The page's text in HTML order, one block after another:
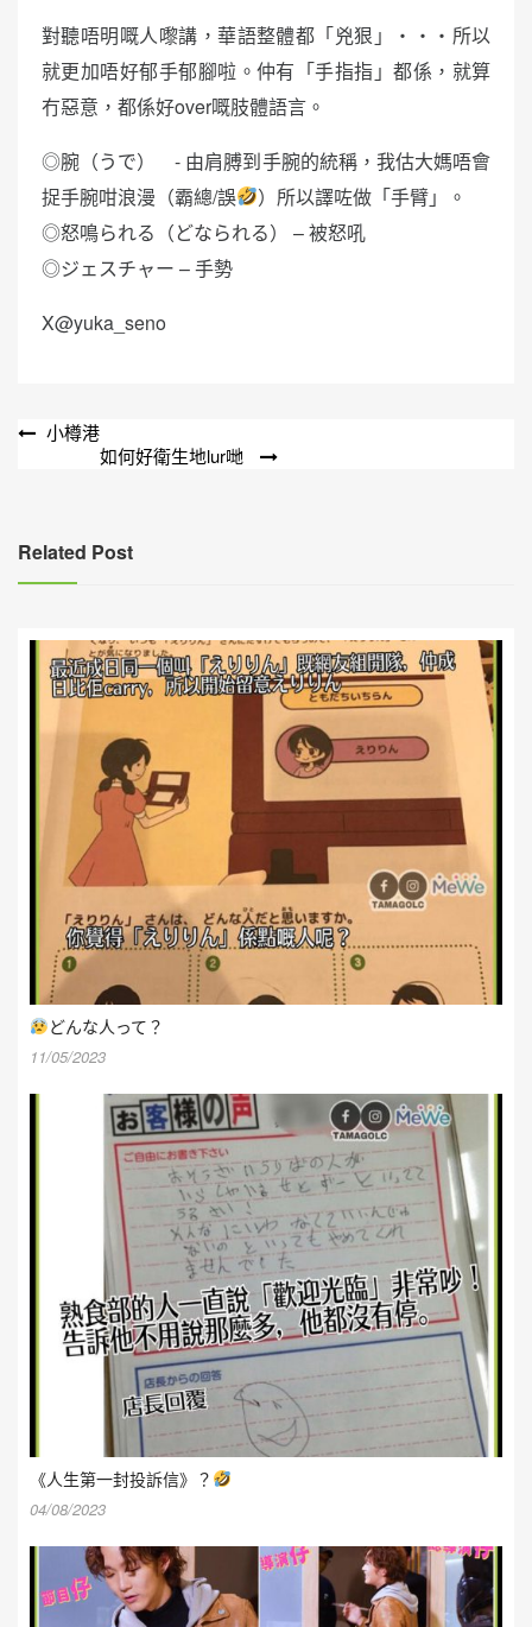
對聽唔明嘅人嚟講，華語整體都「兇狠」・・・所以
就更加唔好郁手郁腳啦。仲有「手指指」都係，就算
冇惡意，都係好over嘅肢體語言。
◎腕（うで） - 由肩膊到手腕的統稱，我估大媽唔會
捉手腕咁浪漫（霸總/誤
）所以譯咗做「手臂」。
◎怒鳴られる（どなられる） – 被怒吼
◎ジェスチャー – 手勢
X@yuka_seno
文
覽
小樽港
如何好衛生地lur哋
Related Post
どんな人って？
11/05/2023
《人生第一封投訴信》？
04/08/2023